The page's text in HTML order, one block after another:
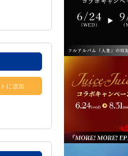
に追加